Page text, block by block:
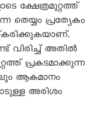
ക്ഷേത്രമുറ്റത്ത്
തെയ്യം പ്രത്യേകം
വിരിച്ച് അതിൽ
പ്രകടമാക്കുന്ന
ആകമാനം
അരിശം